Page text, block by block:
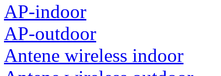
AP-indoor
AP-outdoor
Antene wireless indoor